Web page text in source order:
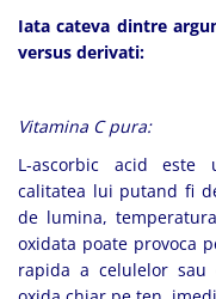
Iata cateva dintre
versus derivati:
Vitamina C pura:
L-ascorbic acid
calitatea lui putand fi
de lumina,
oxidata poate provoca
rapida a celulelor